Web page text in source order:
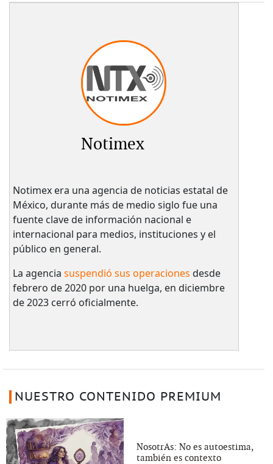
Notimex
Notimex era una agencia de noticias estatal de
México, durante más de medio siglo fue una
fuente clave de información nacional e
internacional para medios, instituciones y el
público en general.
La agencia suspendió sus operaciones desde
febrero de 2020 por una huelga, en diciembre
de 2023 cerró oficialmente.
NUESTRO CONTENIDO PREMIUM
NosotrAs: No es autoestima,
también es contexto